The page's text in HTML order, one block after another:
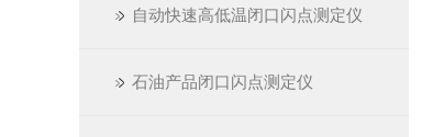
自动快速高低温闭口闪点测定仪
石油产品闭口闪点测定仪